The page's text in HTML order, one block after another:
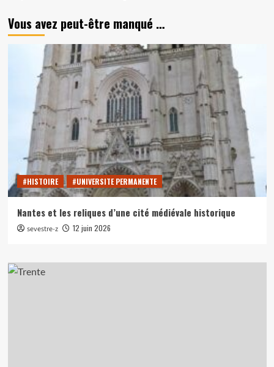
Vous avez peut-être manqué …
#HISTOIRE #UNIVERSITE PERMANENTE
Nantes et les reliques d’une cité médiévale historique
sevestre-z 12 juin 2026